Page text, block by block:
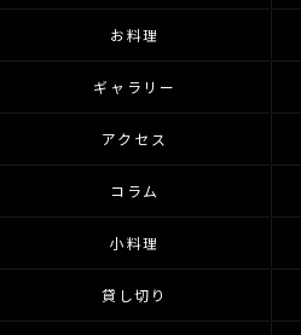
お料理
ギャラリー
アクセス
コラム
小料理
貸し切り